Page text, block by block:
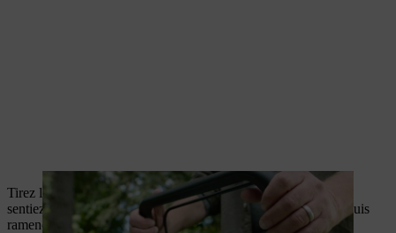
Tirez lentement sur la corde de démarrage jusqu’à ce que vous
sentiez une résistance. Tirez ensuite fortement et rapidement, puis
ramenez lentement la corde.